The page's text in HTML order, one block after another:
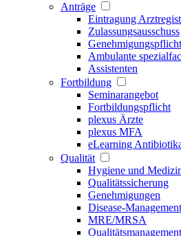
Anträge
Eintragung
Zulassungsausschuss
Ambulante
Assistenten
Fortbildung
Seminarangebot
Fortbildungspflicht
plexus Ärzte
plexus MFA
eLearning
Qualität
Hygiene und
Qualitätssicherung
Genehmigungen
Disease-
MRE/MRSA
Qualitätsmanagement